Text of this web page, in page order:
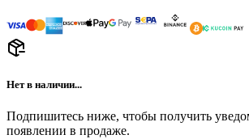
Нет в наличии...
Подпишитесь ниже, чтобы получить
появлении в продаже.